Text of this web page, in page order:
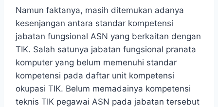
Namun faktanya, masih ditemukan adanya
kesenjangan antara standar kompetensi
jabatan fungsional ASN yang berkaitan dengan
TIK. Salah satunya jabatan fungsional pranata
komputer yang belum memenuhi standar
kompetensi pada daftar unit kompetensi
okupasi TIK. Belum memadainya kompetensi
teknis TIK pegawai ASN pada jabatan tersebut